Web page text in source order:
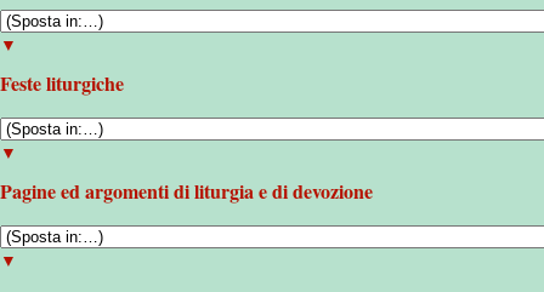
▼
Feste liturgiche
▼
Pagine ed argomenti di liturgia e di devozione
▼